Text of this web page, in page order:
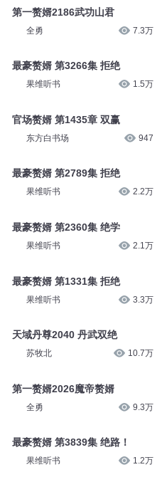
第一赘婿2186武功山君
全勇 7.3万
最豪赘婿 第3266集 拒绝
果维听书 1.5万
官场赘婿 第1435章 双赢
东方白书场 947
最豪赘婿 第2789集 拒绝
果维听书 2.2万
最豪赘婿 第2360集 绝学
果维听书 2.1万
最豪赘婿 第1331集 拒绝
果维听书 3.3万
天域丹尊2040 丹武双绝
苏牧北 10.7万
第一赘婿2026魔帝赘婿
全勇 9.3万
最豪赘婿 第3839集 绝路！
果维听书 1.2万